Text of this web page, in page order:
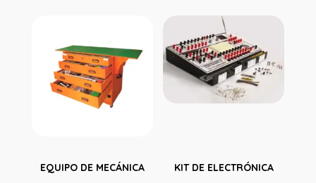
EQUIPO DE MECÁNICA KIT DE ELECTRÓNICA